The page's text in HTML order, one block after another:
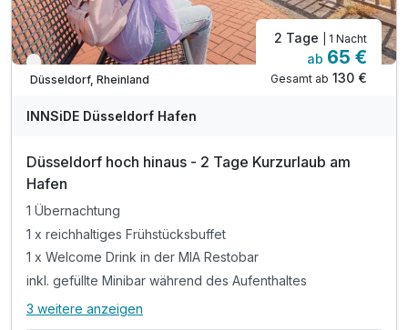
Verfügbar bis Dezember
Düsseldorf, Rheinland
2 Tage | 1 Nacht
ab 65 €
Gesamt ab 130 €
INNSiDE Düsseldorf Hafen
Düsseldorf hoch hinaus - 2 Tage Kurzurlaub am
Hafen
1 Übernachtung
1 x reichhaltiges Frühstücksbuffet
1 x Welcome Drink in der MIA Restobar
inkl. gefüllte Minibar während des Aufenthaltes
Alle Inklusivleistungen
3 weitere anzeigen